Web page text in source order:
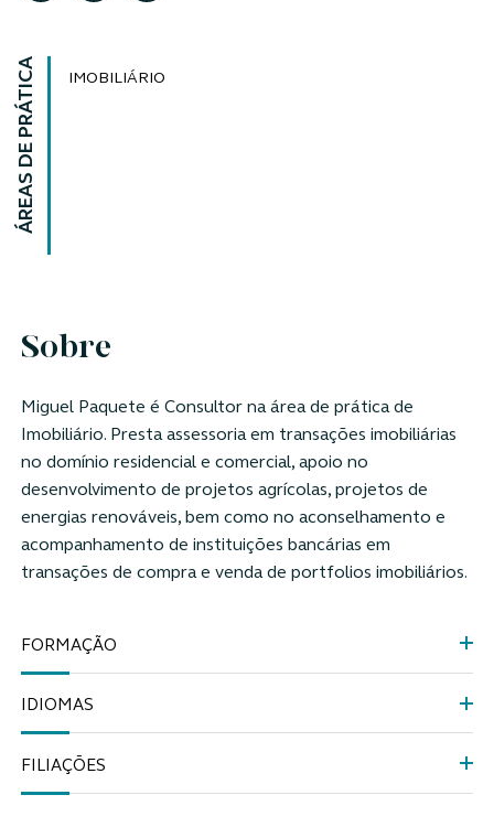
ÁREAS DE PRÁTICA IMOBILIÁRIO
Sobre
Miguel Paquete é Consultor na área de prática de
Imobiliário. Presta assessoria em transações imobiliárias
no domínio residencial e comercial, apoio no
desenvolvimento de projetos agrícolas, projetos de
energias renováveis, bem como no aconselhamento e
acompanhamento de instituições bancárias em
transações de compra e venda de portfolios imobiliários.
FORMAÇÃO
IDIOMAS
FILIAÇÕES